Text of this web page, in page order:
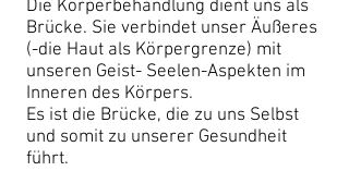
Die Körperbehandlung dient uns als
Brücke. Sie verbindet unser Äußeres
(-die Haut als Körpergrenze) mit
unseren Geist- Seelen-Aspekten im
Inneren des Körpers.
Es ist die Brücke, die zu uns Selbst
und somit zu unserer Gesundheit
führt.